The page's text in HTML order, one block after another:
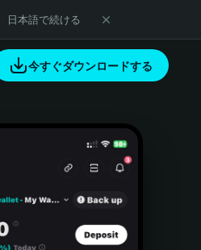
日本語で続ける
今すぐダウンロードする